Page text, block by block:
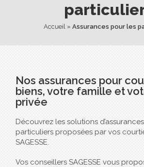
Accueil » Assurances pour les
Nos assurances pour
biens, votre famille et
privée
Découvrez les solutions
particuliers proposées par vos
SAGESSE.
Vos conseillers SAGESSE vous